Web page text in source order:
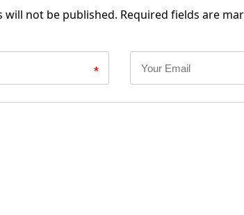
will not be published. Required fields are
*